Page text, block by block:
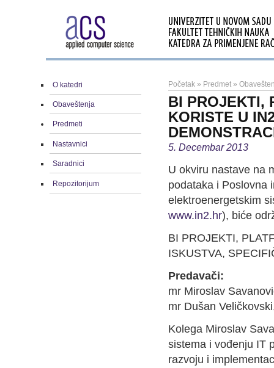
O katedri
Obaveštenja
Predmeti
Nastavnici
Saradnici
Repozitorijum
Početak » Predmet »
BI PROJEKTI,
KORISTE U
5. Decembar 2013
U okviru nastave na
podataka i Poslovna
elektroenergetskim
www.in2.hr), biće
BI PROJEKTI,
ISKUSTVA,
Predavači:
mr Miroslav
mr Dušan
Kolega Miroslav
sistema i vođenju IT
razvoju i